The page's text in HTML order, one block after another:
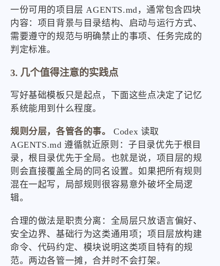
一份可用的项目层 AGENTS.md，通常包含四块
内容：项目背景与目录结构、启动与运行方式、
需要遵守的规范与明确禁止的事项、任务完成的
判定标准。
3. 几个值得注意的实践点
写好基础模板只是起点，下面这些点决定了记忆
系统能用到什么程度。
规则分层，各管各的事。
Codex 读取
AGENTS.md 遵循就近原则：子目录优先于根目
录，根目录优先于全局。也就是说，项目层的规
则会直接覆盖全局的同名设置。如果把所有规则
混在一起写，局部规则很容易意外破坏全局逻
辑。
合理的做法是职责分离：全局层只放语言偏好、
安全边界、基础行为这类通用项；项目层放构建
命令、代码约定、模块说明这类项目特有的规
范。两边各管一摊，合并时不会打架。